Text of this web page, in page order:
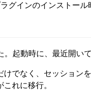
グインのインストー
。起動時に、最近開い
けでなく、セッション
れに移行。